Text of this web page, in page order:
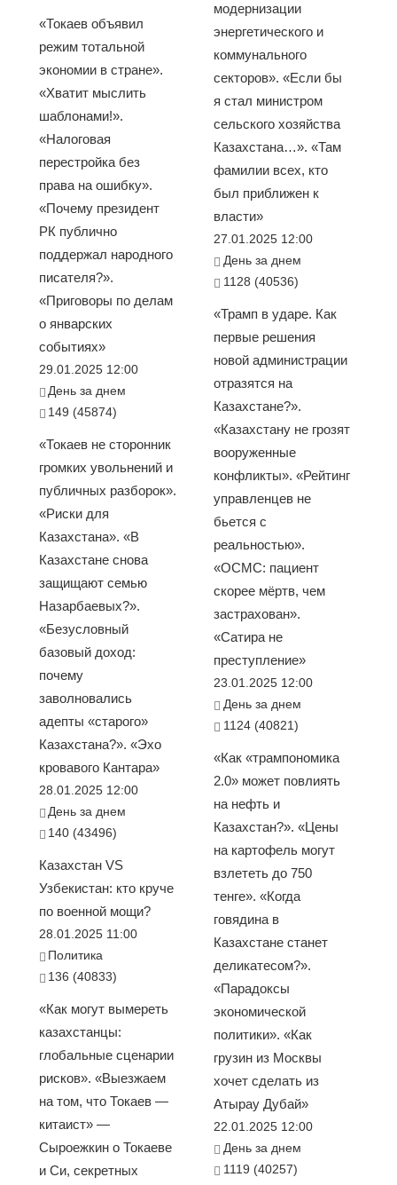
«Токаев объявил
режим тотальной
экономии в стране».
«Хватит мыслить
шаблонами!».
«Налоговая
перестройка без
права на ошибку».
«Почему президент
РК публично
поддержал народного
писателя?».
«Приговоры по делам
о январских
событиях»
29.01.2025 12:00
День за днем
149 (45874)
«Токаев не сторонник
громких увольнений и
публичных разборок».
«Риски для
Казахстана». «В
Казахстане снова
защищают семью
Назарбаевых?».
«Безусловный
базовый доход:
почему
заволновались
адепты «старого»
Казахстана?». «Эхо
кровавого Кантара»
28.01.2025 12:00
День за днем
140 (43496)
Казахстан VS
Узбекистан: кто круче
по военной мощи?
28.01.2025 11:00
Политика
136 (40833)
«Как могут вымереть
казахстанцы:
глобальные сценарии
рисков». «Выезжаем
на том, что Токаев —
китаист» —
Сыроежкин о Токаеве
и Си, секретных
модернизации
энергетического и
коммунального
секторов». «Если бы
я стал министром
сельского хозяйства
Казахстана…». «Там
фамилии всех, кто
был приближен к
власти»
27.01.2025 12:00
День за днем
1128 (40536)
«Трамп в ударе. Как
первые решения
новой администрации
отразятся на
Казахстане?».
«Казахстану не грозят
вооруженные
конфликты». «Рейтинг
управленцев не
бьется с
реальностью».
«ОСМС: пациент
скорее мёртв, чем
застрахован».
«Сатира не
преступление»
23.01.2025 12:00
День за днем
1124 (40821)
«Как «трампономика
2.0» может повлиять
на нефть и
Казахстан?». «Цены
на картофель могут
взлететь до 750
тенге». «Когда
говядина в
Казахстане станет
деликатесом?».
«Парадоксы
экономической
политики». «Как
грузин из Москвы
хочет сделать из
Атырау Дубай»
22.01.2025 12:00
День за днем
1119 (40257)